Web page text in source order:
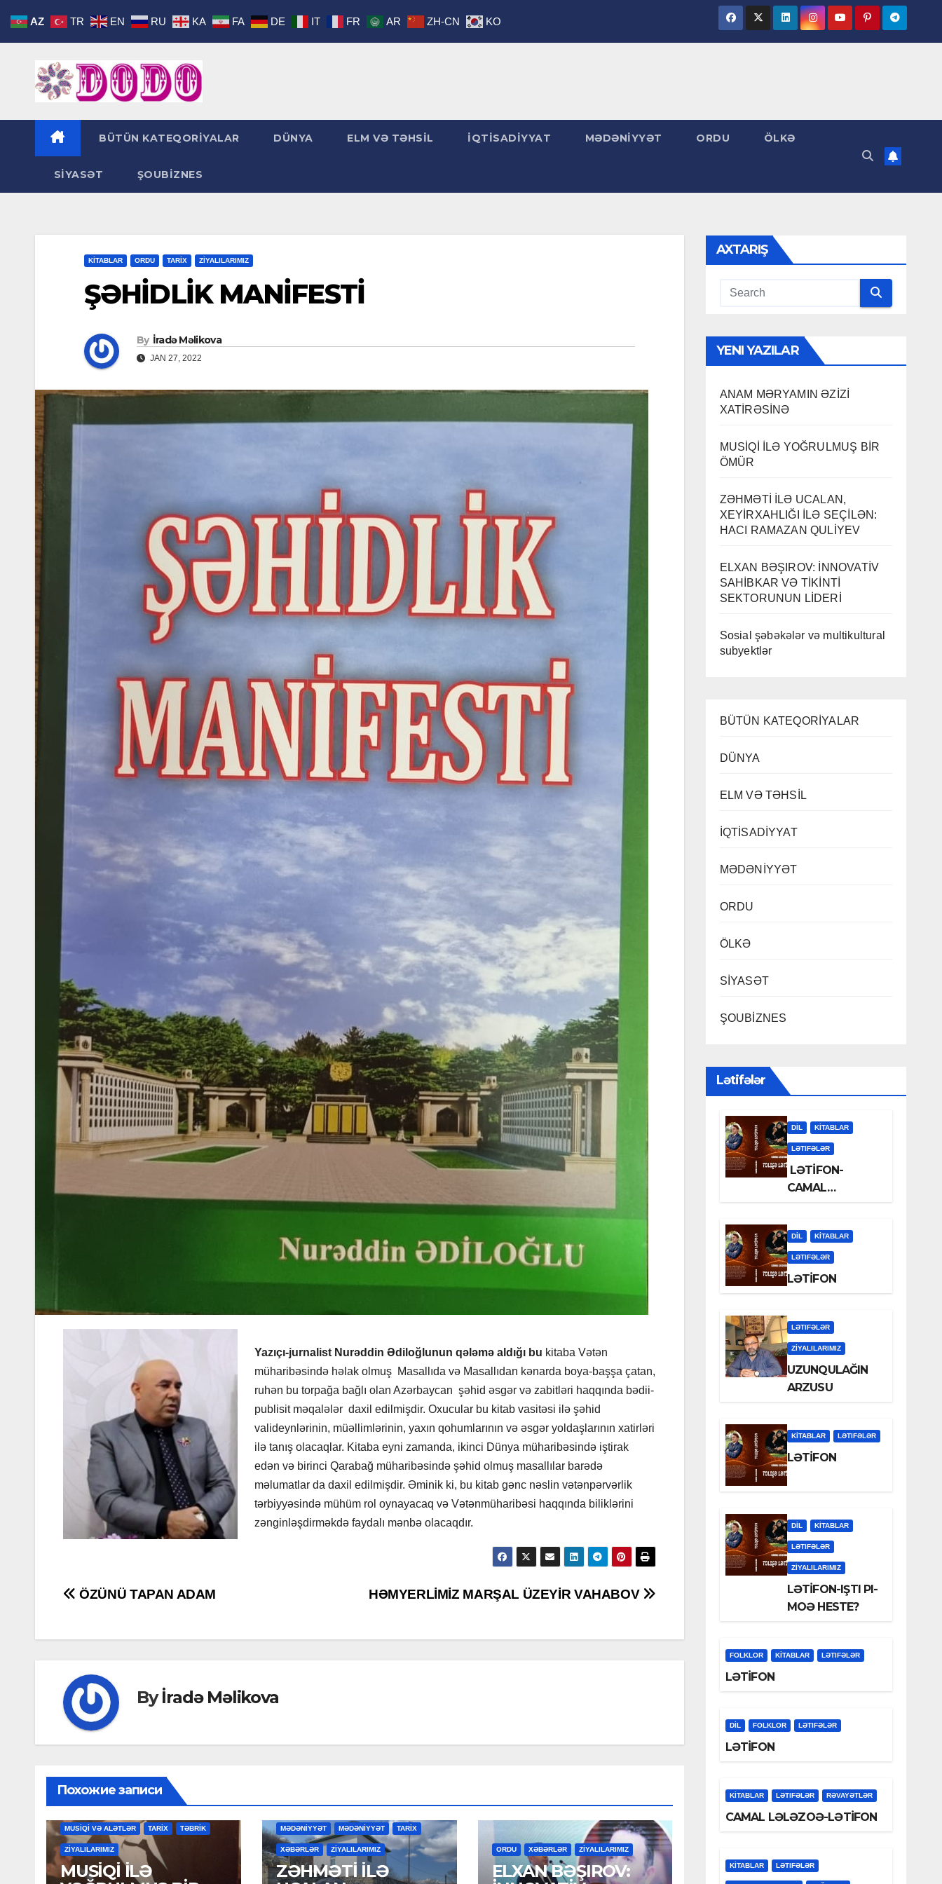
BÜTÜN KATEQORİYALAR DÜNYA ELM VƏ TƏHSİL İQTİSADİYYAT MƏDƏNİYYƏT ORDU ÖLKƏ
SİYASƏT ŞOUBİZNES
KİTABLAR ORDU TARİX ZİYALILARIMIZ
ŞƏHİDLİK MANİFESTİ
By İradə Məlikova
JAN 27, 2022
Yazıçı-jurnalist Nurəddin Ədiloğlunun qələmə aldığı bu kitaba Vətən
müharibəsində həlak olmuş Masallıda və Masallıdan kənarda boya-başşa çatan,
ruhən bu torpağa bağlı olan Azərbaycan şəhid əsgər və zabitləri haqqında bədii-
publisit məqalələr daxil edilmişdir. Oxucular bu kitab vasitəsi ilə şəhid
valideynlərinin, müəllimlərinin, yaxın qohumlarının və əsgər yoldaşlarının xatirləri
ilə tanış olacaqlar. Kitaba eyni zamanda, ikinci Dünya müharibəsində iştirak
edən və birinci Qarabağ müharibəsində şəhid olmuş masallılar barədə
məlumatlar da daxil edilmişdir. Əminik ki, bu kitab gənc nəslin vətənpərvərlik
tərbiyyəsində mühüm rol oynayacaq və Vətənmüharibəsi haqqında biliklərini
zənginləşdirməkdə faydalı mənbə olacaqdır.
Post
HƏMYERLİMİZ MARŞAL ÜZEYİR VAHABOV
ÖZÜNÜ TAPAN ADAM
Byİradə Məlikova
Похожие записи
MAHNILAR MƏDƏNİYYƏT MƏDƏNİYYƏT
MUSİQİ VƏ ALƏTLƏR TARİX TƏBRİK
ZİYALILARIMIZ
MUSİQİ İLƏ
MƏDƏNİYYƏT MƏDƏNİYYƏT TARİX
XƏBƏRLƏR ZİYALILARIMIZ
ZƏHMƏTİ İLƏ
ORDU XƏBƏRLƏR ZİYALILARIMIZ
ELXAN BƏŞIROV:
AXTARIŞ
YENI YAZILAR
ANAM MƏRYAMIN ƏZİZİ
XATİRƏSİNƏ
MUSİQİ İLƏ YOĞRULMUŞ BİR
ÖMÜR
ZƏHMƏTİ İLƏ UCALAN,
XEYİRXAHLIĞI İLƏ SEÇİLƏN:
HACI RAMAZAN QULİYEV
ELXAN BƏŞIROV: İNNOVATİV
SAHİBKAR VƏ TİKİNTİ
SEKTORUNUN LİDERİ
Sosial şəbəkələr və multikultural
subyektlər
BÜTÜN KATEQORİYALAR
DÜNYA
ELM VƏ TƏHSİL
İQTİSADİYYAT
MƏDƏNİYYƏT
ORDU
ÖLKƏ
SİYASƏT
ŞOUBİZNES
Lətifələr
DİL KİTABLAR
LƏTIFƏLƏR
LƏTİFON-
CAMAL
DİL KİTABLAR
LƏTIFƏLƏR
LƏTİFON
LƏTIFƏLƏR
ZİYALILARIMIZ
UZUNQULAĞIN
ARZUSU
KİTABLAR LƏTIFƏLƏR
LƏTİFON
DİL KİTABLAR
LƏTIFƏLƏR
ZİYALILARIMIZ
LƏTİFON-IŞTI PI-
MOƏ HESTE?
FOLKLOR KİTABLAR LƏTIFƏLƏR
LƏTİFON
DİL FOLKLOR LƏTIFƏLƏR
LƏTİFON
KİTABLAR LƏTIFƏLƏR RƏVAYƏTLƏR
CAMAL LƏLƏZOƏ-LƏTİFON
KİTABLAR LƏTIFƏLƏR
AZ TR EN RU KA FA DE IT FR AR ZH-CN KO